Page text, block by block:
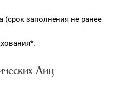
(срок заполнения не ранее
Лиц